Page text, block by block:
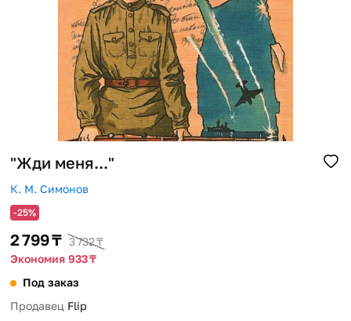
"Жди меня..."
К. М. Симонов
-25%
2 799 ₸ 3 732 ₸
Экономия 933 ₸
Под заказ
Продавец Flip
Способы доставки
Способы оплаты